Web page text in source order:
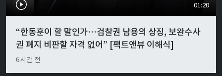
01:20
“한동훈이 할 말인가…검찰권 남용의 상징, 보완수사
권 폐지 비판할 자격 없어” [팩트앤뷰 이해식]
6시간 전